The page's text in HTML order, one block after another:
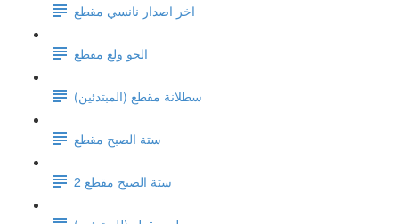
اخر اصدار نانسي مقطع
الجو ولع مقطع
سطلانة مقطع (المبتدئين)
ستة الصبح مقطع
ستة الصبح مقطع 2